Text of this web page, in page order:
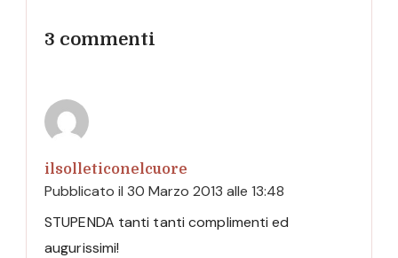
3 commenti
ilsolleticonelcuore
Pubblicato il 30 Marzo 2013 alle 13:48
STUPENDA tanti tanti complimenti ed
augurissimi!